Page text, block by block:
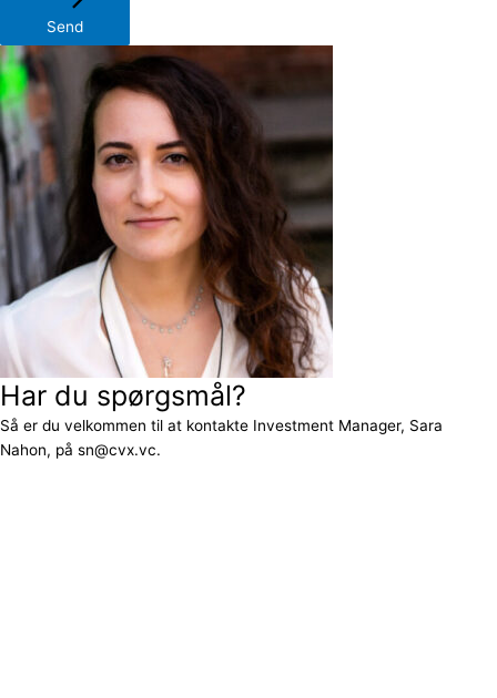
Send
Har du spørgsmål?
Så er du velkommen til at kontakte Investment Manager, Sara
Nahon, på sn@cvx.vc.